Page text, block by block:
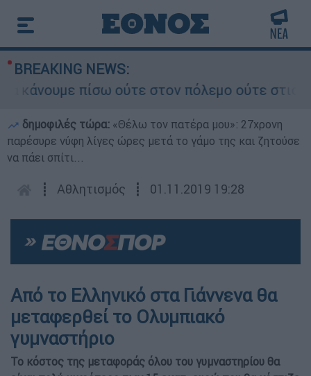
BREAKING NEWS:
πίσω ούτε στον πόλεμο ούτε στις
δημοφιλές τώρα: «Θέλω τον πατέρα μου»: 27χρονη
παρέσυρε νύφη λίγες ώρες μετά το γάμο της και ζητούσε
να πάει σπίτι...
┋ Αθλητισμός ┋ 01.11.2019 19:28
Από το Ελληνικό στα Γιάννενα θα
μεταφερθεί το Ολυμπιακό
γυμναστήριο
Το κόστος της μεταφοράς όλου του γυμναστηρίου θα